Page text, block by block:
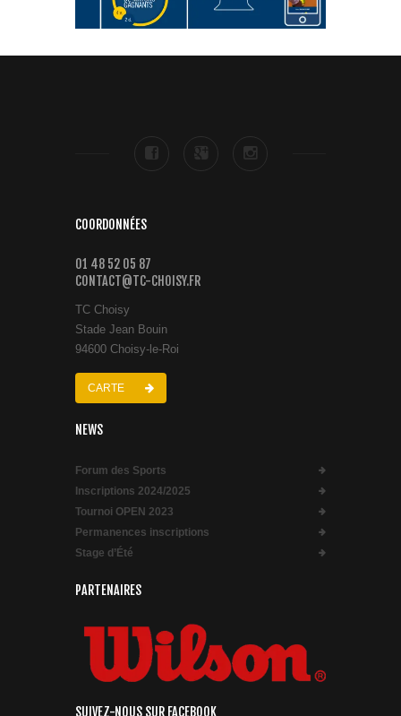
COORDONNÉES
01 48 52 05 87
CONTACT@TC-CHOISY.FR
TC Choisy
Stade Jean Bouin
94600 Choisy-le-Roi
CARTE
NEWS
Forum des Sports
Inscriptions 2024/2025
Tournoi OPEN 2023
Permanences inscriptions
Stage d’Été
PARTENAIRES
SUIVEZ-NOUS SUR FACEBOOK